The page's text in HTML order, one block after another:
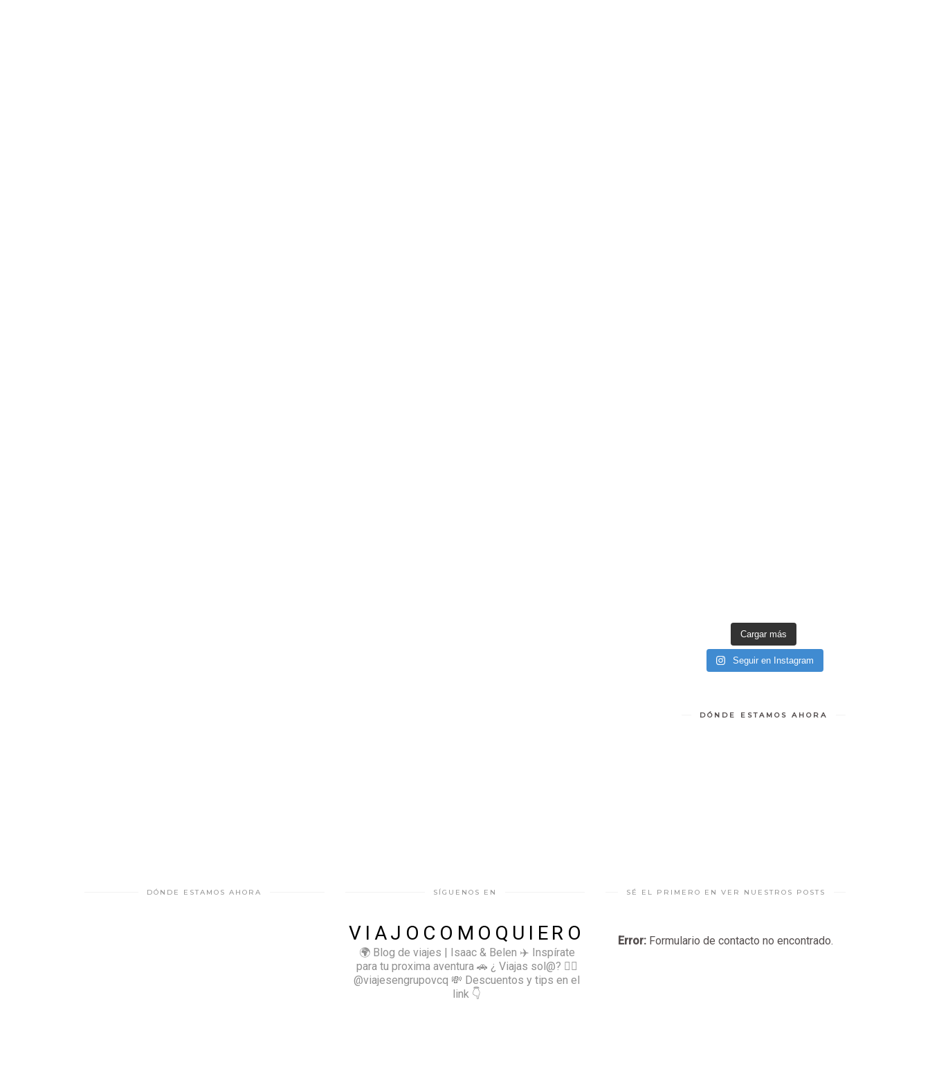
Cargar más
Seguir en Instagram
DÓNDE ESTAMOS AHORA
DÓNDE ESTAMOS AHORA SÍGUENOS EN
VIAJOCOMOQUIERO
🌍 Blog de viajes | Isaac & Belen ✈️ Inspírate
para tu proxima aventura 🚗 ¿ Viajas sol@? 👉🏻
@viajesengrupovcq 💸 Descuentos y tips en el
link 👇
SÉ EL PRIMERO EN VER NUESTROS POSTS
Error: Formulario de contacto no encontrado.